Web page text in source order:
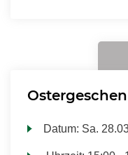
Datum: Sa.